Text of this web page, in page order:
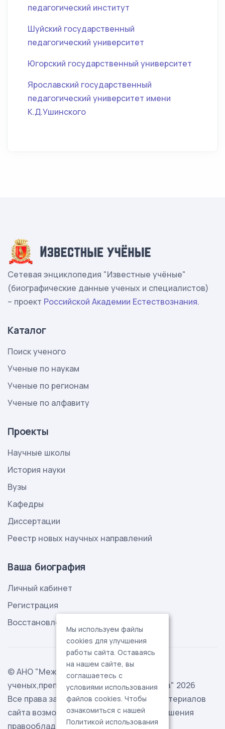
педагогический институт
Шуйский государственный
педагогический университет
Югорский государственный университет
Ярославский государственный
педагогический университет имени
К.Д.Ушинского
Сетевая энциклопедия "Известные учёные"
(биографические данные ученых и специалистов)
– проект Российской Академии Естествознания.
Каталог
Поиск ученого
Ученые по наукам
Ученые по регионам
Ученые по алфавиту
Проекты
Научные школы
История науки
Вузы
Кафедры
Диссертации
Реестр новых научных направлений
Ваша биография
Личный кабинет
Регистрация
Восстановление пароля
© АНО "Международная ассоциация
ученых,преподавателей и специалистов" 2026
Все права защищены. Использование материалов
сайта возможно исключительно с разрешения
правообладателя.
Мы используем файлы
cookies для улучшения
работы сайта. Оставаясь
на нашем сайте, вы
соглашаетесь с
условиями использования
файлов cookies. Чтобы
ознакомиться с нашей
Политикой использования